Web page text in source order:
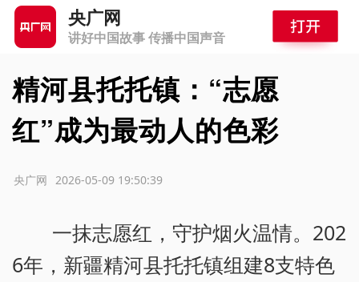
央广网
讲好中国故事 传播中国声音
精河县托托镇：“志愿
红”成为最动人的色彩
2026-05-09 19:50:39
央广网
一抹志愿红，守护烟火温情。202
6年，新疆精河县托托镇组建8支特色